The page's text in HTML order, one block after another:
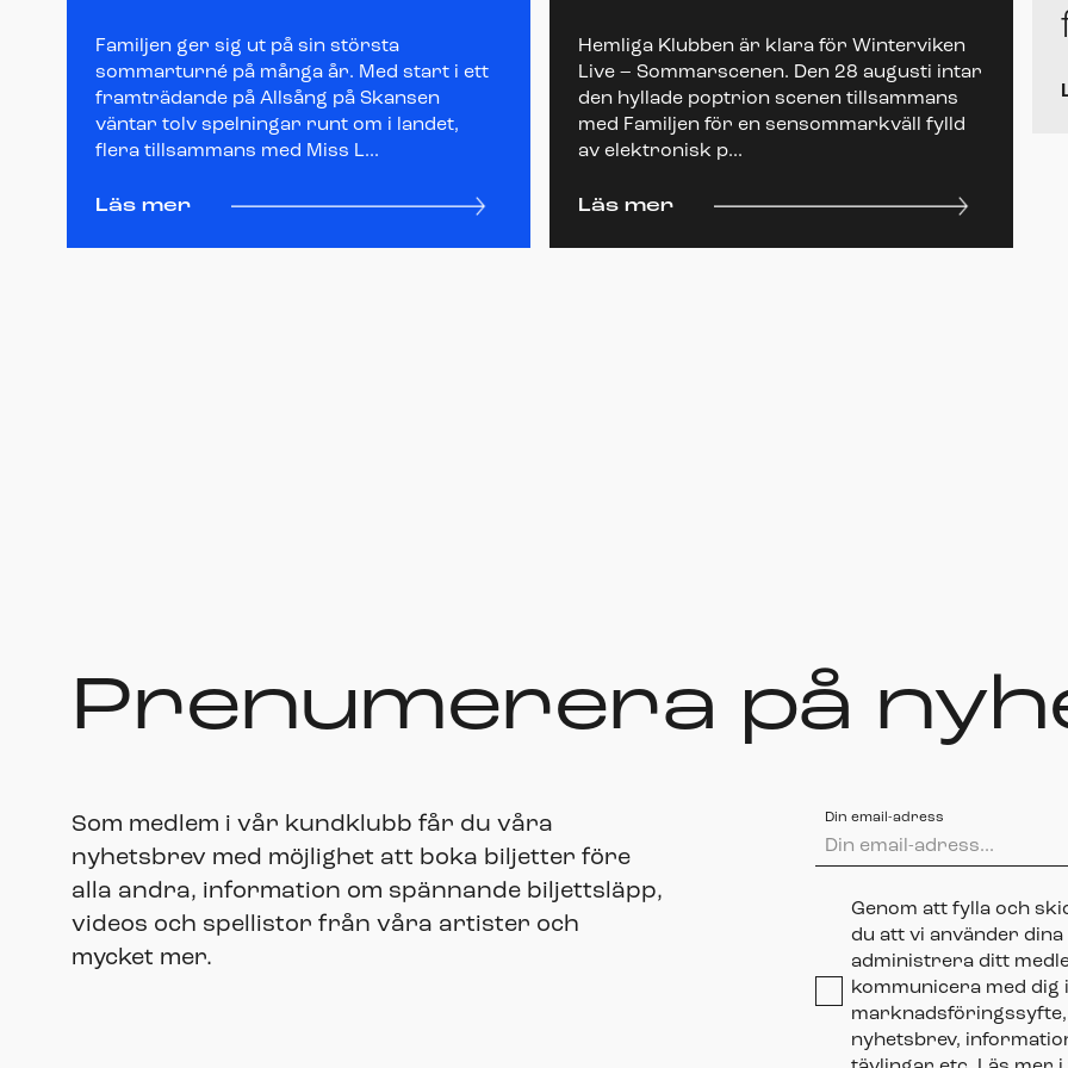
Familjen ger sig ut på sin största
sommarturné på många år. Med start i ett
framträdande på Allsång på Skansen
väntar tolv spelningar runt om i landet,
flera tillsammans med Miss L...
Läs mer
Hemliga Klubben är klara för Winterviken
Live – Sommarscenen. Den 28 augusti intar
den hyllade poptrion scenen tillsammans
med Familjen för en sensommarkväll fylld
av elektronisk p...
Läs mer
Prenumerera på
Som medlem i vår kundklubb får du våra
nyhetsbrev med möjlighet att boka biljetter före
alla andra, information om spännande biljettsläpp,
videos och spellistor från våra artister och
mycket mer.
Din email-adress
Genom att fylla och
du att vi använder
administrera ditt
kommunicera med
nyhetsbrev,